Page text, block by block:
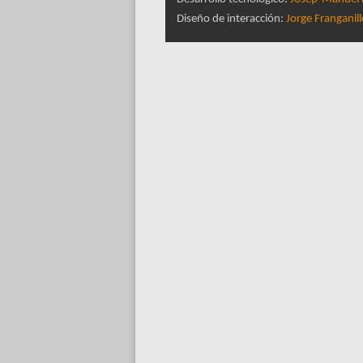
Diseño de interacción: Jorge